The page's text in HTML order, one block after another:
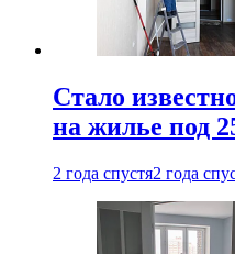
Стало
на жилье под
2 года спустя2 года